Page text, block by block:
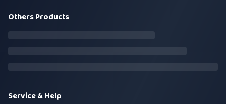
Others Products
Service & Help